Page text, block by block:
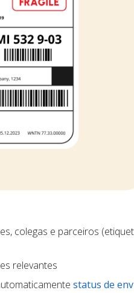
colegas e parceiros
relevantes
status de